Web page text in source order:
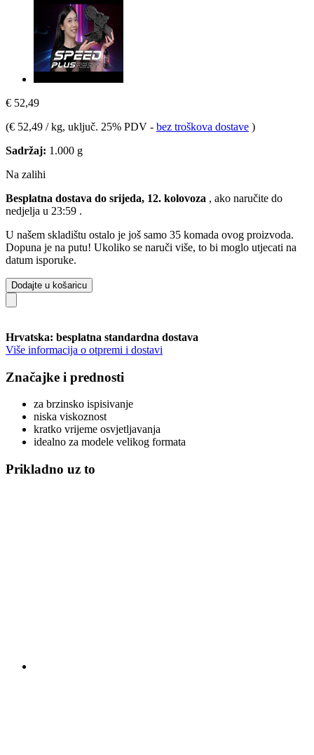
€ 52,49
(€ 52,49 / kg, uključ. 25% PDV - bez troškova dostave )
Sadržaj: 1.000 g
Na zalihi
Besplatna dostava do srijeda, 12. kolovoza , ako naručite do
nedjelja u 23:59 .
U našem skladištu ostalo je još samo 35 komada ovog proizvoda.
Dopuna je na putu! Ukoliko se naruči više, to bi moglo utjecati na
datum isporuke.
Dodajte u košaricu
Hrvatska: besplatna standardna dostava
Više informacija o otpremi i dostavi
Značajke i prednosti
za brzinsko ispisivanje
niska viskoznost
kratko vrijeme osvjetljavanja
idealno za modele velikog formata
Prikladno uz to